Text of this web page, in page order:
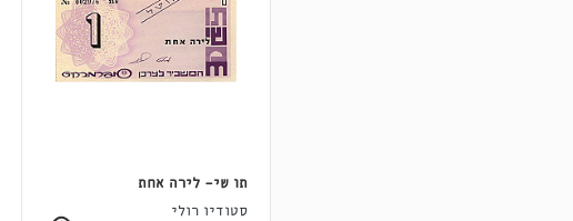
תו שי- לירה אחת
סטודיו רולי